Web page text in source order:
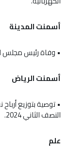
أسمنت المدينة
• وفاة رئيس مجلس
أسمنت الرياض
• توصية بتوزيع
النصف الثاني 2024.
علم